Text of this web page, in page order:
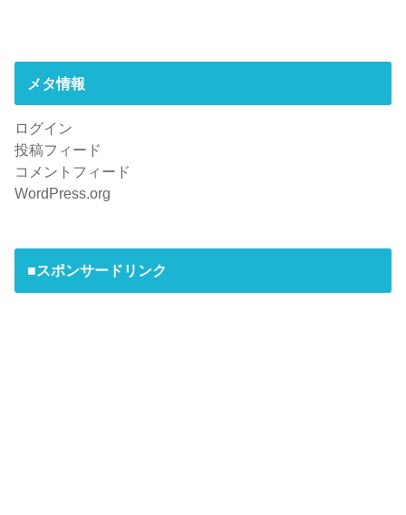
メタ情報
ログイン
投稿フィード
コメントフィード
WordPress.org
■スポンサードリンク